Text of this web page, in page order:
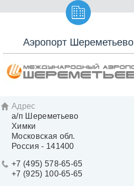

Аэропорт Шереметьево
 Адрес
а/п Шереметьево
Химки
Московская обл.
Россия - 141400
 +7 (495) 578-65-65
+7 (925) 100-65-65